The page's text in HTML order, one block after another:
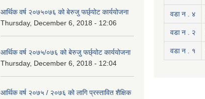
आर्थिक वर्ष २०७५०७६ को बेरुजु फर्छ्योट कार्ययोजना
Thursday, December 6, 2018 - 12:06
आर्थिक वर्ष २०७५/०७६ को बेरुजु फर्छ्योट कार्ययोजना
Thursday, December 6, 2018 - 12:04
आर्थिक वर्ष २०७५ / २०७६ को लागि प्रस्तावित शैक्षिक
वडा न . ४
वडा न . २
वडा न . १